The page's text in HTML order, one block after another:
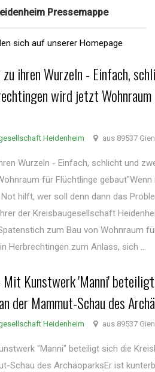
Pressemappe
sich auf unserer Homepage
ihren Wurzeln - Einfach,
wird jetzt
Heidenheim aus 89537
Wurzeln - Einfach, schlicht und
für Flüchtlinge gebaut"Wenn
hilft, wer soll denn dann das
der Kreisbaugesellschaft
zum Bau von Wohnraum
Herbrechtingen zum Anlass, sich ...
Kunstwerk 'Manni'
der Mammut-Schau des
Heidenheim aus 89537
"Manni" beteiligt sich die
Schau des ArchäoparksEr ist